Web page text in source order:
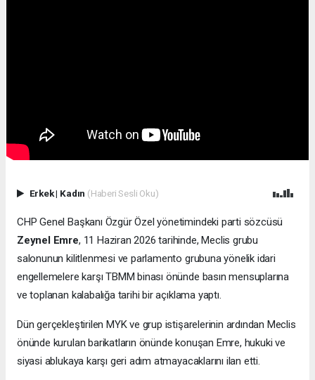
Erkek| Kadın (Haberi Sesli Oku)
CHP Genel Başkanı Özgür Özel yönetimindeki parti sözcüsü
Zeynel Emre, 11 Haziran 2026 tarihinde, Meclis grubu
salonunun kilitlenmesi ve parlamento grubuna yönelik idari
engellemelere karşı TBMM binası önünde basın mensuplarına
ve toplanan kalabalığa tarihi bir açıklama yaptı.
Dün gerçekleştirilen MYK ve grup istişarelerinin ardından Meclis
önünde kurulan barikatların önünde konuşan Emre, hukuki ve
siyasi ablukaya karşı geri adım atmayacaklarını ilan etti.